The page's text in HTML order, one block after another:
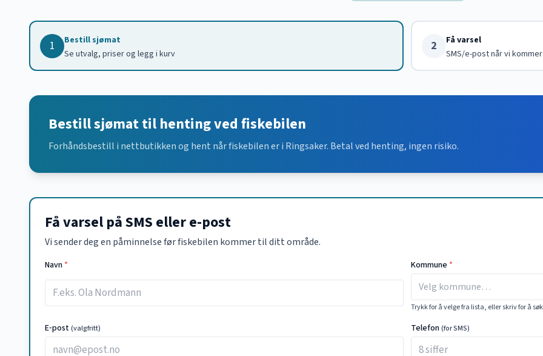
1
Bestill sjømat
Se utvalg, priser og legg i kurv
2
Få varsel
SMS/e-post når vi kommer
Bestill sjømat til henting ved fiskebilen
Forhåndsbestill i nettbutikken og hent når fiskebilen er i Ringsaker. Betal ved henting, ingen risiko.
Få varsel på SMS eller e-post
Vi sender deg en påminnelse før fiskebilen kommer til ditt område.
Navn * Kommune *
Trykk for å velge fra lista, eller skriv for å
E‑post (valgfritt) Telefon(for SMS)